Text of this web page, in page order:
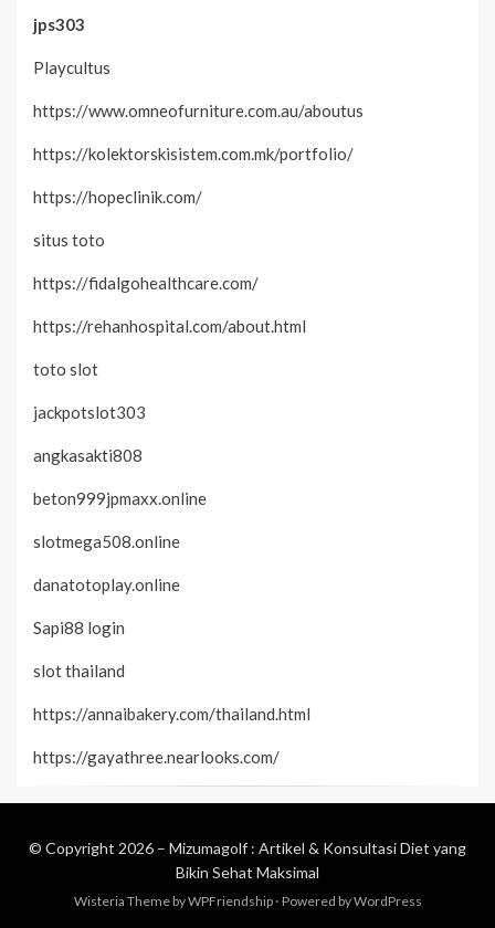
jps303
Playcultus
https://www.omneofurniture.com.au/aboutus
https://kolektorskisistem.com.mk/portfolio/
https://hopeclinik.com/
situs toto
https://fidalgohealthcare.com/
https://rehanhospital.com/about.html
toto slot
jackpotslot303
angkasakti808
beton999jpmaxx.online
slotmega508.online
danatotoplay.online
Sapi88 login
slot thailand
https://annaibakery.com/thailand.html
https://gayathree.nearlooks.com/
© Copyright 2026 – Mizumagolf : Artikel & Konsultasi Diet yang
Bikin Sehat Maksimal
Wisteria Theme byWPFriendship ⋅ Powered byWordPress